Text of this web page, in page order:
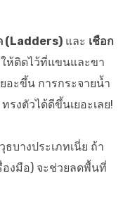
(Ladders) และ เชือก
ให้ติดไว้ที่แขนและขา
อะขึ้น การกระจายน้ำ
รงตัวได้ดีขึ้นเยอะเลย!
บางประเภทเนี่ย ถ้า
องมือ) จะช่วยลดพื้นที่